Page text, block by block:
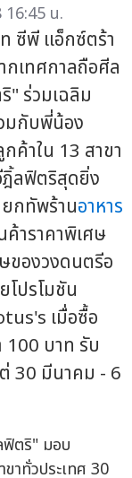
น.
ซีพี แอ็กซ์ตร้า
เทศกาลถือศีล
" ร่วมเฉลิม
มกับพี่น้อง
ค้าใน 13 สาขา
ลฟิตริสุดยิ่ง
ยกทัพร้านอาหาร
าราคาพิเศษ
ของวงดนตรีอ
ปรโมชัน
เมื่อซื้อ
บาท รับ
30 มีนาคม - 6